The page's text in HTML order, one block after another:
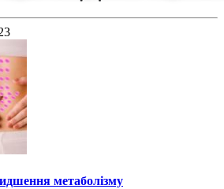
метаболізму